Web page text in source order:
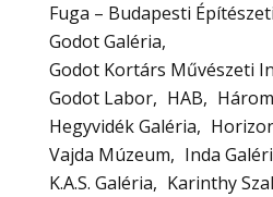
Fuga – Budapesti
Godot Galéria
Godot Kortárs Művészeti
Godot Labor
HAB
Hegyvidék Galéria
Vajda Múzeum
Inda
K.A.S. Galéria
Karinthy